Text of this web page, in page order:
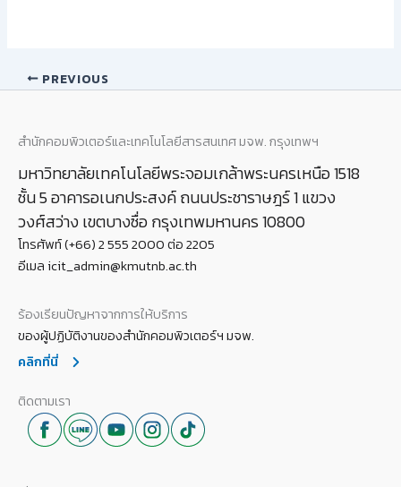
PREVIOUS
สำนักคอมพิวเตอร์และเทคโนโลยีสารสนเทศ มจพ. กรุงเทพฯ
มหาวิทยาลัยเทคโนโลยีพระจอมเกล้าพระนครเหนือ 1518
ชั้น 5 อาคารอเนกประสงค์ ถนนประชาราษฎร์ 1 แขวง
วงศ์สว่าง เขตบางซื่อ กรุงเทพมหานคร 10800
โทรศัพท์ (+66) 2 555 2000 ต่อ 2205
อีเมล icit_admin@kmutnb.ac.th
ร้องเรียนปัญหาจากการให้บริการ
ของผู้ปฏิบัติงานของสำนักคอมพิวเตอร์ฯ มจพ.
คลิกที่นี่
ติดตามเรา